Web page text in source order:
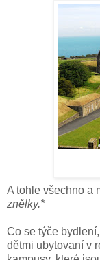
A tohle všechno a
znělky.*
Co se týče
dětmi ubytovaní v